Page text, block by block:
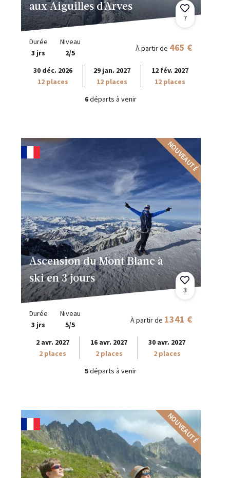
aux Aiguilles d'Arves
7
Durée
3 jrs
Niveau
2/5
À partir de 465 €
30 déc. 2026
12 places
29 jan. 2027
12 places
12 fév. 2027
12 places
6départs à venir
NOUVEAUTÉ
Ascension du Mont Blanc à
ski en 3 jours
3
Durée
3 jrs
Niveau
5/5
À partir de 1341 €
2 avr. 2027
2 places
16 avr. 2027
2 places
30 avr. 2027
2 places
5départs à venir
NOUVEAUTÉ